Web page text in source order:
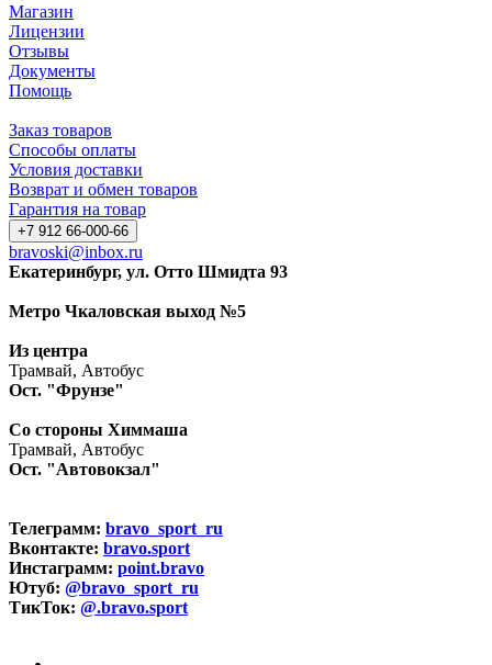
Магазин
Лицензии
Отзывы
Документы
Помощь
Заказ товаров
Способы оплаты
Условия доставки
Возврат и обмен товаров
Гарантия на товар
+7 912 66-000-66
bravoski@inbox.ru
Екатеринбург, ул. Отто Шмидта 93
Метро Чкаловская выход №5
Из центра
Трамвай, Автобус
Ост. "Фрунзе"
Со стороны Химмаша
Трамвай, Автобус
Ост. "Автовокзал"
Телеграмм: bravo_sport_ru
Вконтакте: bravo.sport
Инстаграмм: point.bravo
Ютуб: @bravo_sport_ru
ТикТок: @.bravo.sport